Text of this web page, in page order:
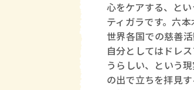
心をケアする、と
ティガラです。六
世界各国での慈善
自分としてはドレ
うらしい、という
の出で立ちを拝見